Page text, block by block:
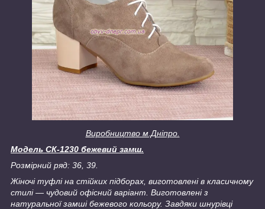
Виробництво м.Дніпро.
Модель СК-1230 бежевий замш.
Розмірний ряд: 36, 39.
Жіночі туфлі на стійких підборах, виготовлені в класичному
стилі — чудовий офісний варіант. Виготовлені з
натуральної замші бежевого кольору. Завдяки шнурівці